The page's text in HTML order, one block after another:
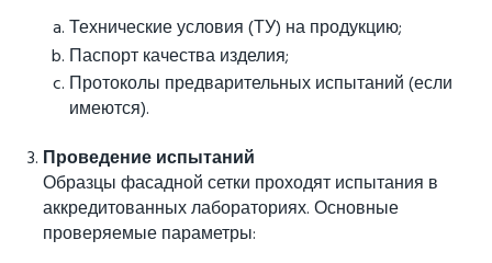
Технические условия (ТУ) на продукцию;
Паспорт качества изделия;
Протоколы предварительных испытаний (если
имеются).
Проведение испытаний
Образцы фасадной сетки проходят испытания в
аккредитованных лабораториях. Основные
проверяемые параметры: